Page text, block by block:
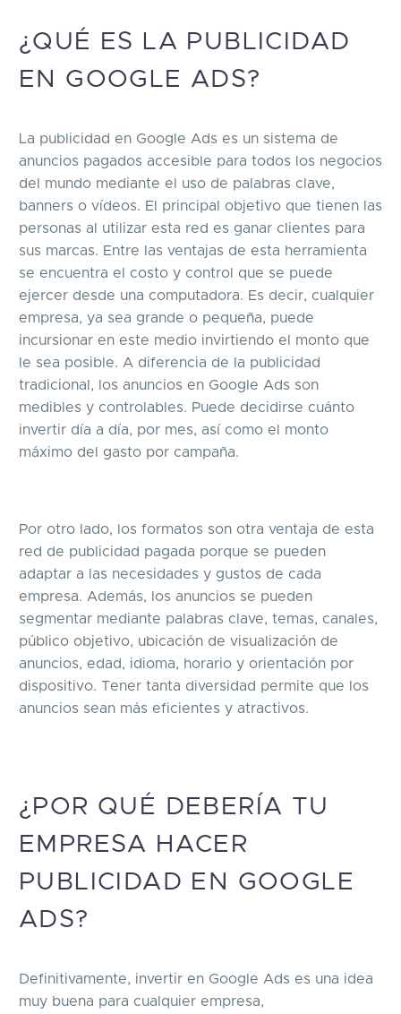
¿QUÉ ES LA PUBLICIDAD
EN GOOGLE ADS?
La publicidad en Google Ads es un sistema de
anuncios pagados accesible para todos los negocios
del mundo mediante el uso de palabras clave,
banners o vídeos. El principal objetivo que tienen las
personas al utilizar esta red es ganar clientes para
sus marcas. Entre las ventajas de esta herramienta
se encuentra el costo y control que se puede
ejercer desde una computadora. Es decir, cualquier
empresa, ya sea grande o pequeña, puede
incursionar en este medio invirtiendo el monto que
le sea posible. A diferencia de la publicidad
tradicional, los anuncios en Google Ads son
medibles y controlables. Puede decidirse cuánto
invertir día a día, por mes, así como el monto
máximo del gasto por campaña.
Por otro lado, los formatos son otra ventaja de esta
red de publicidad pagada porque se pueden
adaptar a las necesidades y gustos de cada
empresa. Además, los anuncios se pueden
segmentar mediante palabras clave, temas, canales,
público objetivo, ubicación de visualización de
anuncios, edad, idioma, horario y orientación por
dispositivo. Tener tanta diversidad permite que los
anuncios sean más eficientes y atractivos.
¿POR QUÉ DEBERÍA TU
EMPRESA HACER
PUBLICIDAD EN GOOGLE
ADS?
Definitivamente, invertir en Google Ads es una idea
muy buena para cualquier empresa,